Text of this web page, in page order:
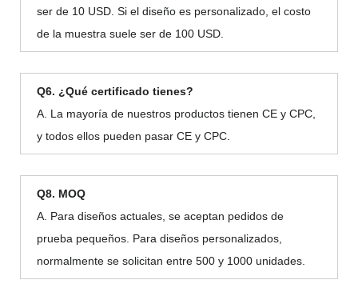
ser de 10 USD. Si el diseño es personalizado, el costo
de la muestra suele ser de 100 USD.
Q6. ¿Qué certificado tienes?
A. La mayoría de nuestros productos tienen CE y CPC,
y todos ellos pueden pasar CE y CPC.
Q8. MOQ
A. Para diseños actuales, se aceptan pedidos de
prueba pequeños. Para diseños personalizados,
normalmente se solicitan entre 500 y 1000 unidades.